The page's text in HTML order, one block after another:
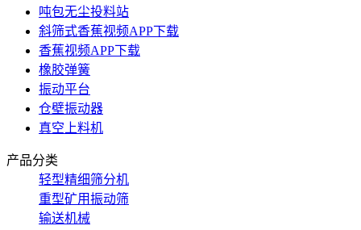
吨包无尘投料站
斜筛式香蕉视频APP下载
香蕉视频APP下载
橡胶弹簧
振动平台
仓壁振动器
真空上料机
产品分类
轻型精细筛分机
重型矿用振动筛
输送机械